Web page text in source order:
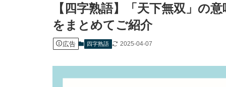
【四字熟語】「天下無双」の
をまとめてご紹介
広告 四字熟語 2025-04-07